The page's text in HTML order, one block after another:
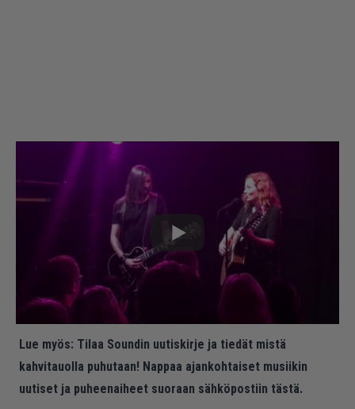
Lue myös: Tilaa Soundin uutiskirje ja tiedät mistä
kahvitauolla puhutaan! Nappaa ajankohtaiset musiikin
uutiset ja puheenaiheet suoraan sähköpostiin tästä.